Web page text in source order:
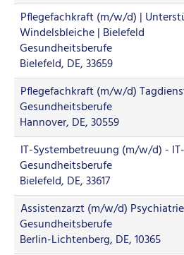
Pflegefachkraft (m/w/d) |
Windelsbleiche | Bielefeld
Gesundheitsberufe
Bielefeld, DE, 33659
Pflegefachkraft (m/w/d)
Gesundheitsberufe
Hannover, DE, 30559
IT-Systembetreuung (m/w/d) -
Gesundheitsberufe
Bielefeld, DE, 33617
Assistenzarzt (m/w/d)
Gesundheitsberufe
Berlin-Lichtenberg, DE, 10365